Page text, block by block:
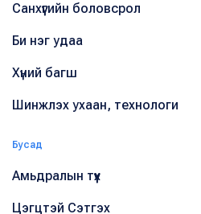
Санхүүгийн боловсрол
Би нэг удаа
Хүний багш
Шинжлэх ухаан, технологи
Бусад
Амьдралын түүх
Цэгцтэй Сэтгэх